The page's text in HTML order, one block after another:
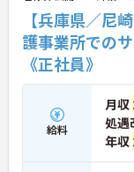
現場の小さなアイ
目から誰でもいく
案」制度があり、
します。自分の気
がるため、やりが
【兵庫県／尼
護事業所での
《正社員》
給料
月収
処遇
年収